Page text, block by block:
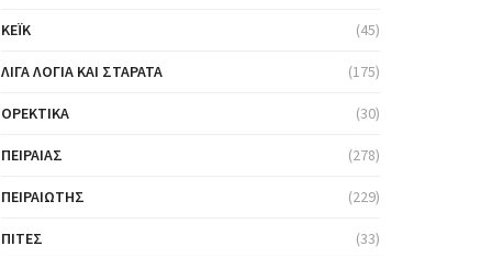
ΚΈΙΚ (45)
ΛΊΓΑ ΛΌΓΙΑ ΚΑΙ ΣΤΑΡΆΤΑ (175)
ΟΡΕΚΤΙΚΆ (30)
ΠΕΙΡΑΙΆΣ (278)
ΠΕΙΡΑΙΏΤΗΣ (229)
ΠΊΤΕΣ (33)